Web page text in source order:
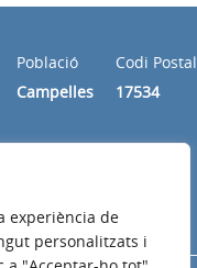
experiència de
personalitzats i
Població
Campelles
Codi Postal
17534